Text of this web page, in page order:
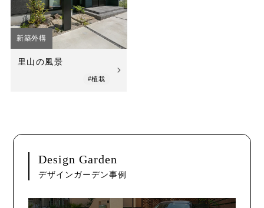
スタッフ紹介
プライバシーポリシー
新築外構
里山の風景
#植栽
Design Garden
デザインガーデン事例